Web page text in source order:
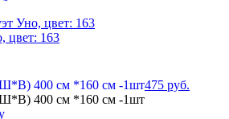
цвет: 163
400 см *160 см -1шт475 руб.
400 см *160 см -1шт